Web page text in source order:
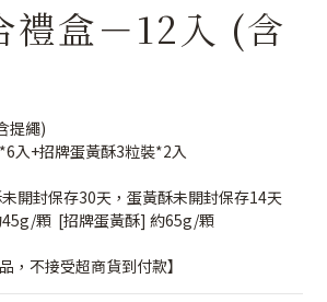
2
1
禮盒－12入 (含
提繩)
入+招牌蛋黃酥3粒裝*2入
開封保存30天，蛋黃酥未開封保存14天
顆  [招牌蛋黃酥] 約65g/顆
，不接受超商貨到付款】